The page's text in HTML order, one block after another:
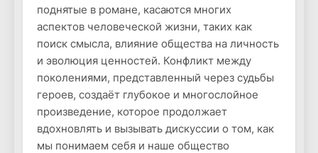
поднятые в романе, касаются многих
аспектов человеческой жизни, таких как
поиск смысла, влияние общества на личность
и эволюция ценностей. Конфликт между
поколениями, представленный через судьбы
героев, создаёт глубокое и многослойное
произведение, которое продолжает
вдохновлять и вызывать дискуссии о том, как
мы понимаем себя и наше общество